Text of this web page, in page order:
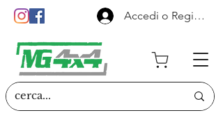
Accedi o Registrati